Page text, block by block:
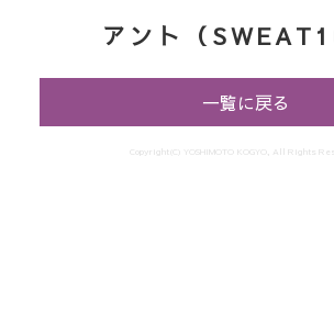
アント（
一覧に戻る
Copyright(C) YOSHIMOTO KOGYO, All Rights